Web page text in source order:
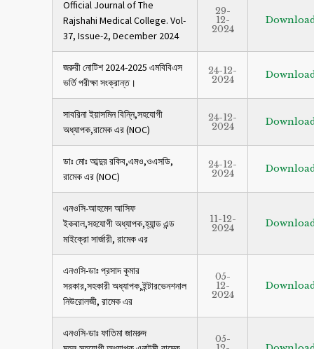
Official Journal of The
Rajshahi Medical College. Vol-
37, Issue-2, December 2024
29-
12-
2024
জরুরী নোটিশ 2024-2025 এমবিবিএস
ভর্তি পরীক্ষা সংক্রান্ত।
24-12-
2024
সাবরিনা ইয়াসমিন বিন্নি,সহযোগী
অধ্যাপক,রামেক এর (NOC)
24-12-
2024
ডাঃ মোঃ আব্দুর রকিব,এমও,ওএসডি,
রামেক এর (NOC)
24-12-
2024
এনওসি-আহমেদ আসিফ
ইকবাল,সহযোগী অধ্যাপক,হ্যান্ড এন্ড
মাইক্রো সার্জারী, রামেক এর
11-12-
2024
এনওসি-ডাঃ প্রসাদ কুমার
সরকার,সহকারী অধ্যাপক,ইন্টারভেনশনাল
নিউরোলজী, রামেক এর
05-
12-
2024
এনওসি-ডাঃ ফাতিমা জামরুদ
05-